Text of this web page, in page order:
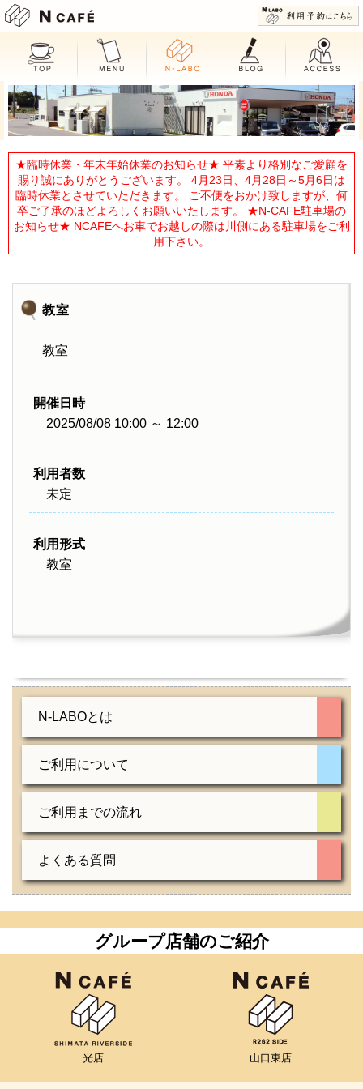
★臨時休業・年末年始休業のお知らせ★ 平素より格別なご愛顧を
賜り誠にありがとうございます。 4月23日、4月28日～5月6日は
臨時休業とさせていただきます。 ご不便をおかけ致しますが、何
卒ご了承のほどよろしくお願いいたします。 ★N-CAFE駐車場の
お知らせ★ NCAFEへお車でお越しの際は川側にある駐車場をご利
用下さい。
教室
教室
開催日時
2025/08/08 10:00 ～ 12:00
利用者数
未定
利用形式
教室
N-LABOとは
ご利用について
ご利用までの流れ
よくある質問
グループ店舗のご紹介
光店 山口東店